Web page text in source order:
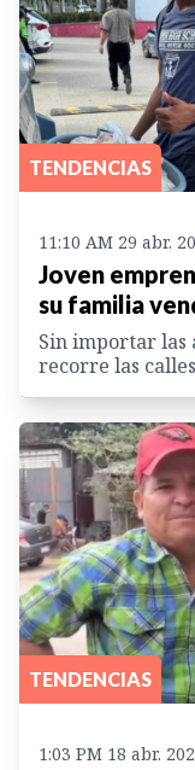
TENDENCIAS
11:10 AM 29 abr.
Joven
su familia
Sin importar las
recorre las
TENDENCIAS
1:03 PM 18 abr.